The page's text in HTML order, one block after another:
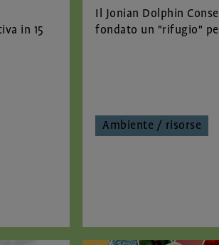
in 15
Il Jonian Dolphin
fondato un "rifugio"
Ambiente / risorse